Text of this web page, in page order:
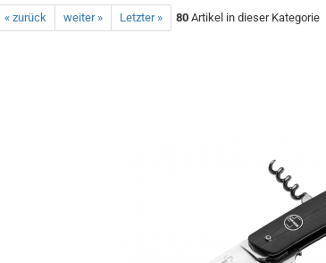
« zurück weiter » Letzter » 80 Artikel in dieser Kategorie